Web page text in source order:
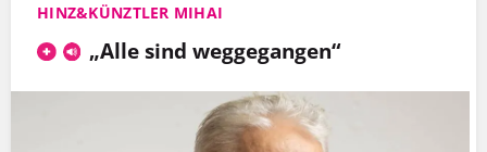
HINZ&KÜNZTLER MIHAI
„Alle sind weggegangen“